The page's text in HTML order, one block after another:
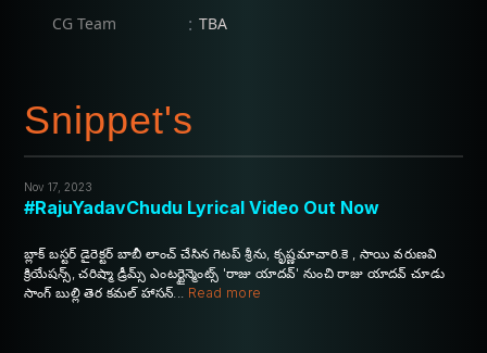
CG Team
: TBA
Snippet's
Nov 17, 2023
#RajuYadavChudu Lyrical Video Out Now
బ్లాక్ బస్టర్ డైరెక్టర్ బాబీ లాంచ్ చేసిన గెటప్‌ శ్రీను, కృష్ణమాచారి.కె , సాయి వరుణవి
క్రియేషన్స్, చరిష్మా డ్రీమ్స్ ఎంటర్టైన్మెంట్స్ 'రాజు యాదవ్‌' నుంచి రాజు యాదవ్ చూడు
సాంగ్ బుల్లి తెర కమల్ హాసన్... Read more